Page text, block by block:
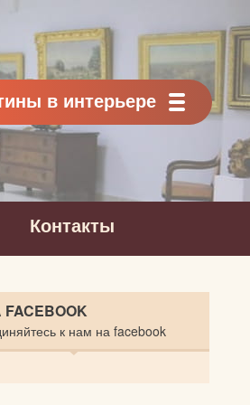
в интерьере
Контакты
к нам на facebook